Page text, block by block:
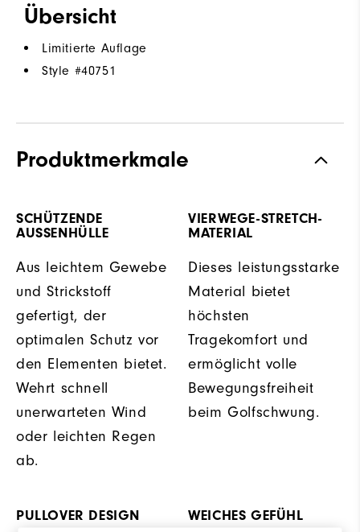
Übersicht
Limitierte Auflage
Style #40751
Produktmerkmale
SCHÜTZENDE
AUSSENHÜLLE
Aus leichtem Gewebe
und Strickstoff
gefertigt, der
optimalen Schutz vor
den Elementen bietet.
Wehrt schnell
unerwarteten Wind
oder leichten Regen
ab.
VIERWEGE-STRETCH-
MATERIAL
Dieses leistungsstarke
Material bietet
höchsten
Tragekomfort und
ermöglicht volle
Bewegungsfreiheit
beim Golfschwung.
PULLOVER DESIGN WEICHES GEFÜHL